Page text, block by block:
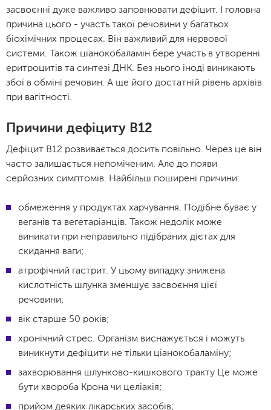
засвоєнні дуже важливо заповнювати дефіцит. І головна
причина цього - участь такої речовини у багатьох
біохімічних процесах. Він важливий для нервової
системи. Також ціанокобаламін бере участь в утворенні
еритроцитів та синтезі ДНК. Без нього іноді виникають
збої в обміні речовин. А ще його достатній рівень архівів
при вагітності.
Причини дефіциту B12
Дефіцит B12 розвивається досить повільно. Через це він
часто залишається непоміченим. Але до появи
серйозних симптомів. Найбільш поширені причини:
обмеження у продуктах харчування. Подібне буває у
веганів та вегетаріанців. Також недолік може
виникати при неправильно підібраних дієтах для
скидання ваги;
атрофічний гастрит. У цьому випадку знижена
кислотність шлунка зменшує засвоєння цієї
речовини;
вік старше 50 років;
хронічний стрес. Організм виснажується і можуть
виникнути дефіцити не тільки ціанокобаламіну;
захворювання шлунково-кишкового тракту Це може
бути хвороба Крона чи целіакія;
прийом деяких лікарських засобів;